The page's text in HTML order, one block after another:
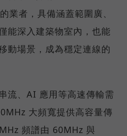
業者，具備涵蓋範圍廣、
能深入建築物室內，也能
動場景，成為穩定連線的
流、AI 應用等高速傳輸需
大頻寬提供高容量傳
頻譜由 60MHz 與